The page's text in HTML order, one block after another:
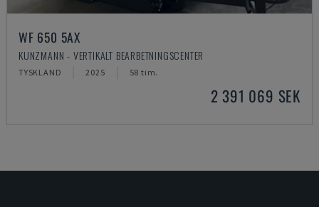
WF 650 5AX
KUNZMANN - VERTIKALT BEARBETNINGSCENTER
TYSKLAND 2025 58 tim.
2 391 069 SEK